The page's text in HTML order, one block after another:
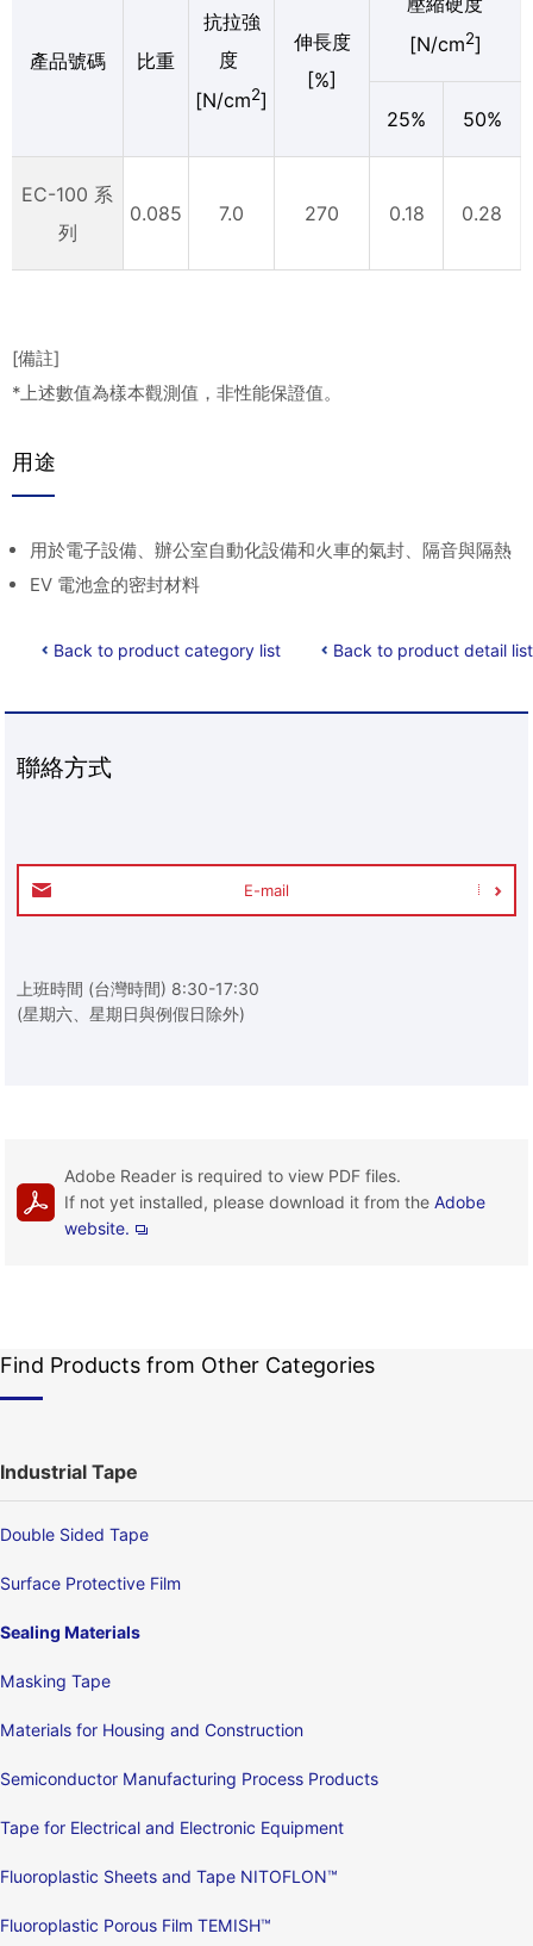
產品號碼 比重
抗拉強
度
[N/cm2]
伸長度
[%]
[N/cm2]
25% 50%
EC-100 系
列
0.085 7.0 270 0.18 0.28
[備註]
*上述數值為樣本觀測值，非性能保證值。
用途
用於電子設備、辦公室自動化設備和火車的氣封、隔音與隔熱
EV 電池盒的密封材料
Back to product category list Back to product detail list
聯絡方式
E-mail
上班時間 (台灣時間) 8:30-17:30
(星期六、星期日與例假日除外)
Adobe Reader is required to view PDF files.
If not yet installed, please download it from theAdobe
website.
Find Products from Other Categories
Industrial Tape
Double Sided Tape
Surface Protective Film
Sealing Materials
Masking Tape
Materials for Housing and Construction
Semiconductor Manufacturing Process Products
Tape for Electrical and Electronic Equipment
Fluoroplastic Sheets and Tape NITOFLON™
Fluoroplastic Porous Film TEMISH™